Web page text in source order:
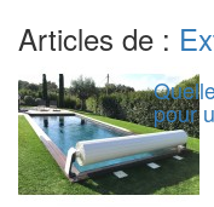
Articles de :
pour